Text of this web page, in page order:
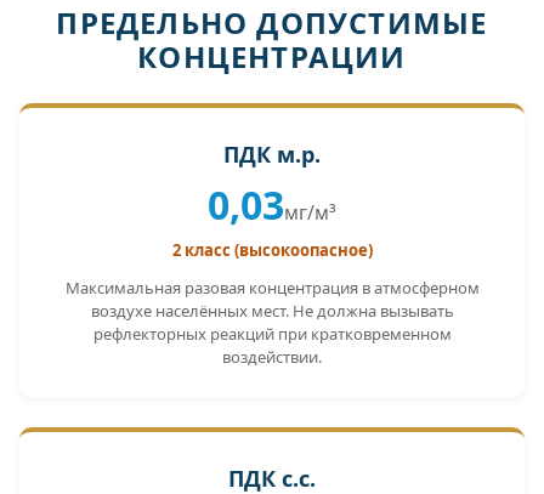
ПРЕДЕЛЬНО ДОПУСТИМЫЕ
КОНЦЕНТРАЦИИ
ПДК м.р.
0,03мг/м³
2 класс (высокоопасное)
Максимальная разовая концентрация в атмосферном
воздухе населённых мест. Не должна вызывать
рефлекторных реакций при кратковременном
воздействии.
ПДК с.с.